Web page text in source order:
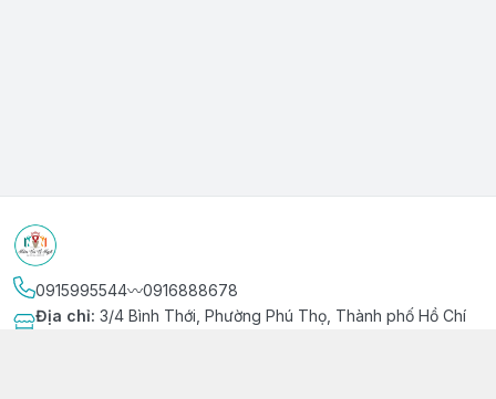
0915995544〰️0916888678
Địa chỉ: 3/4 Bình Thới, Phường Phú Thọ, Thành phố Hồ Chí